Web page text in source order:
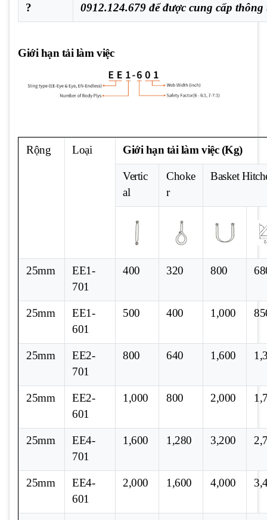
?
0912.124.679 để được cung cấp thông
Giới hạn tải làm việc
Rộng Loại Giới hạn tải làm việc (Kg)
Vertic
al
Choke
r
Basket
25mm
EE1-
701
400 320 800
25mm
EE1-
601
500 400 1,000
25mm
EE2-
701
800 640 1,600
25mm
EE2-
601
1,000 800 2,000
25mm
EE4-
701
1,600 1,280 3,200
25mm
EE4-
601
2,000 1,600 4,000